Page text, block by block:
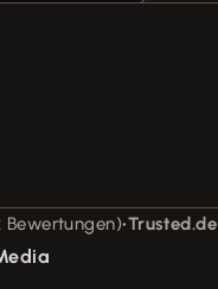
Bewertungen)•Trusted.de